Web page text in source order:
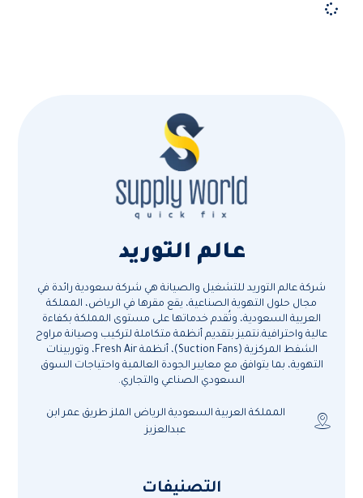
عالم التوريد
شركة عالم التوريد للتشغيل والصيانة هي شركة سعودية رائدة في
مجال حلول التهوية الصناعية، يقع مقرها في الرياض، المملكة
العربية السعودية، وتُقدم خدماتها على مستوى المملكة بكفاءة
عالية واحترافية.نتميز بتقديم أنظمة متكاملة لتركيب وصيانة مراوح
الشفط المركزية (Suction Fans)، أنظمة Fresh Air، وتوربينات
التهوية، بما يتوافق مع معايير الجودة العالمية واحتياجات السوق
السعودي الصناعي والتجاري.
المملكة العربية السعودية الرياض الملز طريق عمر ابن
عبدالعزيز
التصنيفات